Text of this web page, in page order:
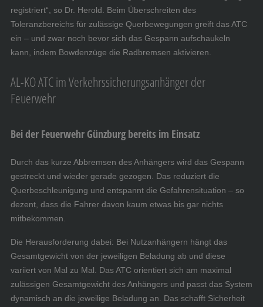
registriert“, so Dr. Herold. Beim Überschreiten des
Toleranzbereichs für zulässige Querbewegungen greift das ATC
ein – und zwar noch bevor sich das Gespann aufschaukeln
kann, indem Bowdenzüge die Radbremsen aktivieren.
AL-KO ATC im Verkehrssicherungsanhänger der
Feuerwehr
Bei der Feuerwehr Günzburg bereits im Einsatz
Durch das kurze Abbremsen des Anhängers wird das Gespann
gestreckt und wieder gerade gezogen. Das reduziert die
Querbeschleunigung und entspannt die Gefahrensituation – so
dezent, dass die Fahrer davon kaum etwas bis gar nichts
mitbekommen.
Die Herausforderung dabei: Bei Nutzanhängern hängt das
Gesamtgewicht von der jeweiligen Beladung ab und diese
variiert von Mal zu Mal. Das ATC orientiert sich am maximal
zulässigen Gesamtgewicht des Anhängers und passt das System
dynamisch an die jeweilige Beladung an. Das schafft Sicherheit